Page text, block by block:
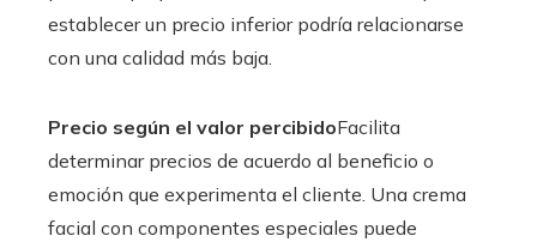
establecer un precio inferior podría relacionarse
con una calidad más baja.
Precio según el valor percibidoFacilita
determinar precios de acuerdo al beneficio o
emoción que experimenta el cliente. Una crema
facial con componentes especiales puede